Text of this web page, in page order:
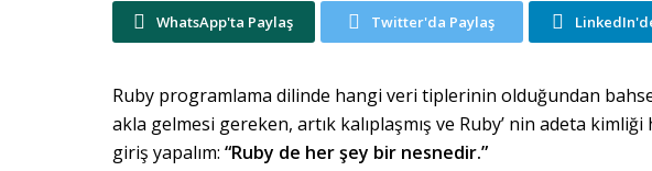
WhatsApp'ta Paylaş Twitter'da Paylaş
Ruby programlama dilinde hangi veri tiplerinin olduğundan
akla gelmesi gereken, artık kalıplaşmış ve Ruby’ nin adeta
giriş yapalım: “Ruby de her şey bir nesnedir.”